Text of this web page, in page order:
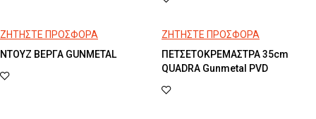
ΖΗΤΗΣΤΕ ΠΡΟΣΦΟΡΑ
ΝΤΟΥΖ ΒΕΡΓΑ GUNMETAL
ΖΗΤΗΣΤΕ ΠΡΟΣΦΟΡΑ
ΠΕΤΣΕΤΟΚΡΕΜΑΣΤΡΑ 35cm
QUADRA Gunmetal PVD